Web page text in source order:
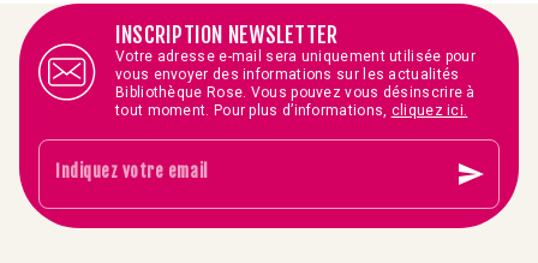
INSCRIPTION NEWSLETTER
Votre adresse e-mail sera uniquement utilisée pour
vous envoyer des informations sur les actualités
Bibliothèque Rose. Vous pouvez vous désinscrire à
tout moment. Pour plus d’informations, cliquez ici.
Indiquez votre email send